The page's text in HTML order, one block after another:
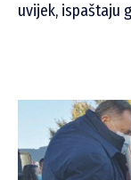
uvijek, ispaštaju